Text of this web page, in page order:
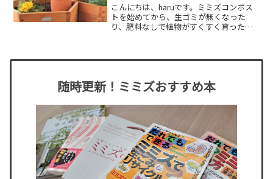
こんにちは、haruです。ミミズコンポス
トを始めてから、生ゴミが無くなった
り、肥料なしで植物がすくすく育った
随時更新！ミミズおすすめ本